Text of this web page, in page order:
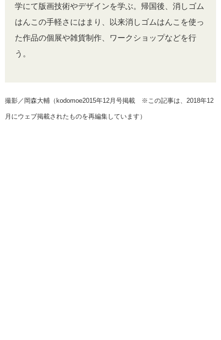
学にて版画技術やデザインを学ぶ。帰国後、消しゴム
はんこの手軽さにはまり、以来消しゴムはんこを使っ
た作品の個展や雑貨制作、ワークショップなどを行
う。
撮影／岡森大輔（kodomoe2015年12月号掲載 ※この記事は、2018年12
月にウェブ掲載されたものを再編集しています）